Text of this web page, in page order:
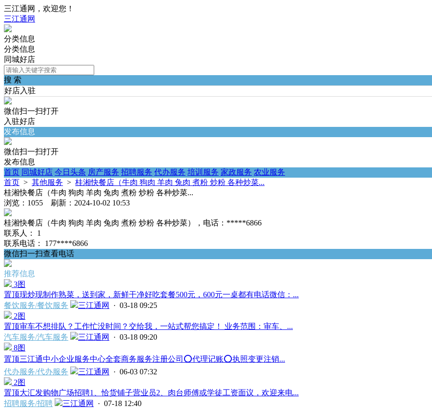
三江通网，欢迎您！
三江通网
分类信息
分类信息
同城好店
搜 索
好店入驻
微信扫一扫打开
入驻好店
发布信息
微信扫一扫打开
发布信息
首页 同城好店 今日头条 房产服务 招聘服务 代办服务 培训服务 家政服务 农业服务
首页 > 其他服务 > 桂湘快餐店（牛肉 狗肉 羊肉 兔肉 煮粉 炒粉 各种炒菜...
桂湘快餐店（牛肉 狗肉 羊肉 兔肉 煮粉 炒粉 各种炒菜...
浏览：1055 刷新：2024-10-02 10:53
桂湘快餐店（牛肉 狗肉 羊肉 兔肉 煮粉 炒粉 各种炒菜），电话：*****6866
联系人：
1
联系电话：
177****6866
微信扫一扫查看电话
推荐信息
3图
置顶现炒现制作熟菜，送到家，新鲜干净好吃套餐500元，600元一桌都有电话微信：...
餐饮服务/餐饮服务
三江通网
· 03-18 09:25
2图
置顶审车不想排队？工作忙没时间？交给我，一站式帮您搞定！ 业务范围：审车、...
汽车服务/汽车服务
三江通网
· 03-18 09:20
8图
置顶三江通中小企业服务中心全套商务服务注册公司⭕️代理记账⭕️执照变更注销...
代办服务/代办服务
三江通网
· 06-03 07:32
2图
置顶大汇发购物广场招聘1、恰货铺子营业员2、肉台师傅或学徒工资面议，欢迎来电...
招聘服务/招聘
三江通网
· 07-18 12:40